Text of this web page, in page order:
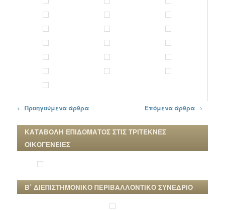
Πλοήγηση στα άρθρα
← Προηγούμενα άρθρα Επόμενα άρθρα →
ΚΑΤΑΒΟΛΗ ΕΠΙΔΟΜΑΤΟΣ ΣΤΙΣ ΤΡΙΤΕΚΝΕΣ
ΟΙΚΟΓΕΝΕΙΕΣ
Β΄ ΔΙΕΠΙΣΤΗΜΟΝΙΚΟ ΠΕΡΙΒΑΛΛΟΝΤΙΚΟ ΣΥΝΕΔΡΙΟ